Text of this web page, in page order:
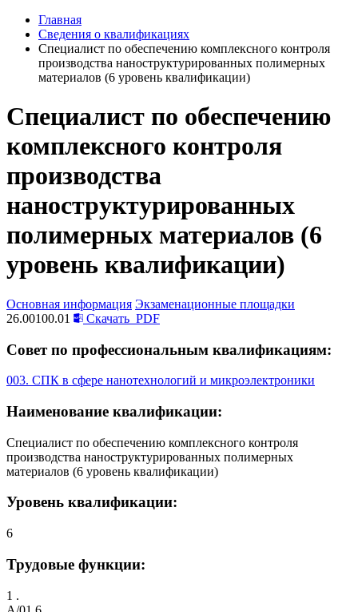
Главная
Сведения о квалификациях
Специалист по обеспечению комплексного контроля
производства наноструктурированных полимерных
материалов (6 уровень квалификации)
Специалист по обеспечению
комплексного контроля
производства
наноструктурированных
полимерных материалов (6
уровень квалификации)
Основная информация Экзаменационные площадки
26.00100.01
Скачать PDF
Совет по профессиональным квалификациям:
003. СПК в сфере нанотехнологий и микроэлектроники
Наименование квалификации:
Специалист по обеспечению комплексного контроля
производства наноструктурированных полимерных
материалов (6 уровень квалификации)
Уровень квалификации:
6
Трудовые функции:
1 .